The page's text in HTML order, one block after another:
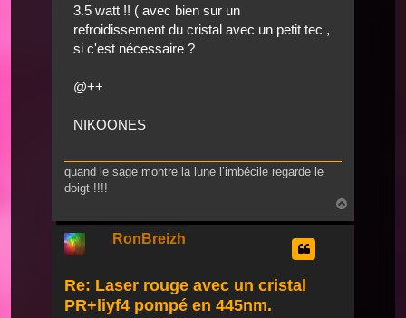
3.5 watt !! ( avec bien sur un
refroidissement du cristal avec un petit tec ,
si c'est nécessaire ?
@++
NIKOONES
quand le sage montre la lune l’imbécile regarde le
doigt !!!!
oben
RonBreizh
Re: Laser rouge avec un cristal
PR+liyf4 pompé en 445nm.